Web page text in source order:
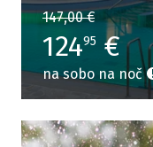
147,00 €
12495 €
na sobo na noč